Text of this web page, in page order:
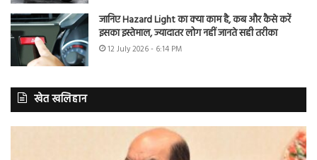
जानिए Hazard Light का क्या काम है, कब और कैसे करें
इसका इस्तेमाल, ज्यादातर लोग नहीं जानते सही तरीका
12 July 2026 - 6:14 PM
खेत खलिहान